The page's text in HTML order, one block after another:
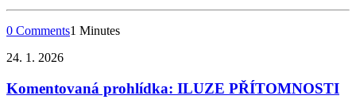
0 Comments1 Minutes
24. 1. 2026
Komentovaná prohlídka: ILUZE PŘÍTOMNOSTI